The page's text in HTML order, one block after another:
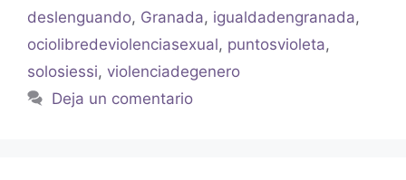
deslenguando, Granada, igualdadengranada,
ociolibredeviolenciasexual, puntosvioleta,
solosiessi, violenciadegenero
Deja un comentario